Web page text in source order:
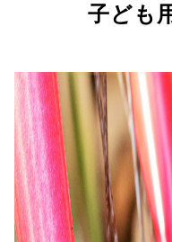
子ども